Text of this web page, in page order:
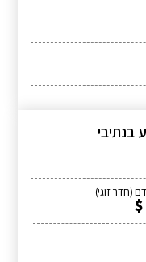
בנתיבי
(חדר זוגי)